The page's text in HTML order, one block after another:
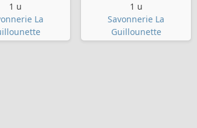
1 u
La
1 u
Savonnerie La
Guillounette